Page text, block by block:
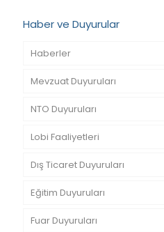
Haber ve Duyurular
Haberler
Mevzuat Duyuruları
NTO Duyuruları
Lobi Faaliyetleri
Dış Ticaret Duyuruları
Eğitim Duyuruları
Fuar Duyuruları